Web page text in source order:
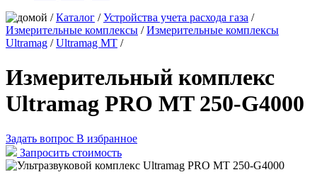
/Каталог /Устройства учета расхода газа /
Измерительные комплексы /Измерительные комплексы
Ultramag /Ultramag MT /
Измерительный комплекс
Ultramag PRO MT 250-G4000
Задать вопрос В избранное
Запросить стоимость